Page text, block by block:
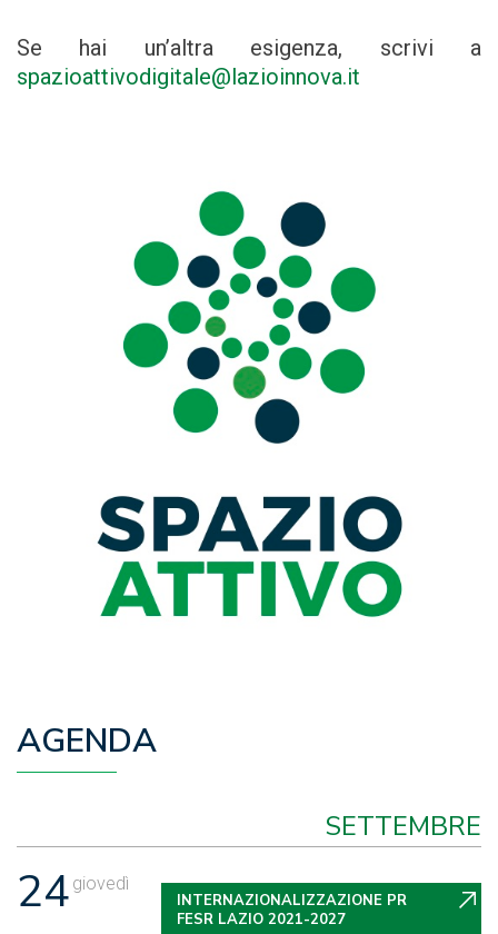
Se hai un’altra esigenza, scrivi a
spazioattivodigitale@lazioinnova.it
AGENDA
SETTEMBRE
24 giovedì
INTERNAZIONALIZZAZIONE PR
FESR LAZIO 2021-2027